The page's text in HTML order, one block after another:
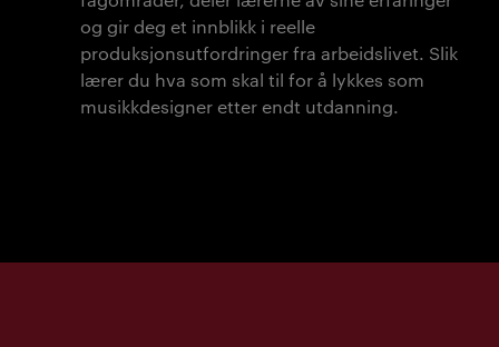
og gir deg et innblikk i reelle
produksjonsutfordringer fra arbeidslivet. Slik
lærer du hva som skal til for å lykkes som
musikkdesigner etter endt utdanning.